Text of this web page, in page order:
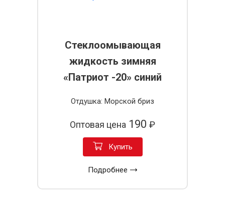
Стеклоомывающая
жидкость зимняя
«Патриот -20» синий
Отдушка: Морской бриз
Оптовая цена 190 ₽
Купить
Подробнее